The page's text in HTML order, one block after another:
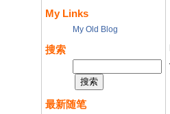
My Links
My Old Blog
搜索
最新随笔